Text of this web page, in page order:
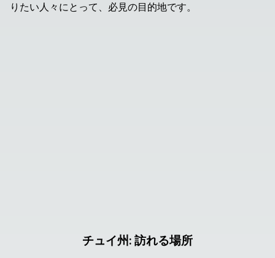
りたい人々にとって、必見の目的地です。
チュイ州: 訪れる場所